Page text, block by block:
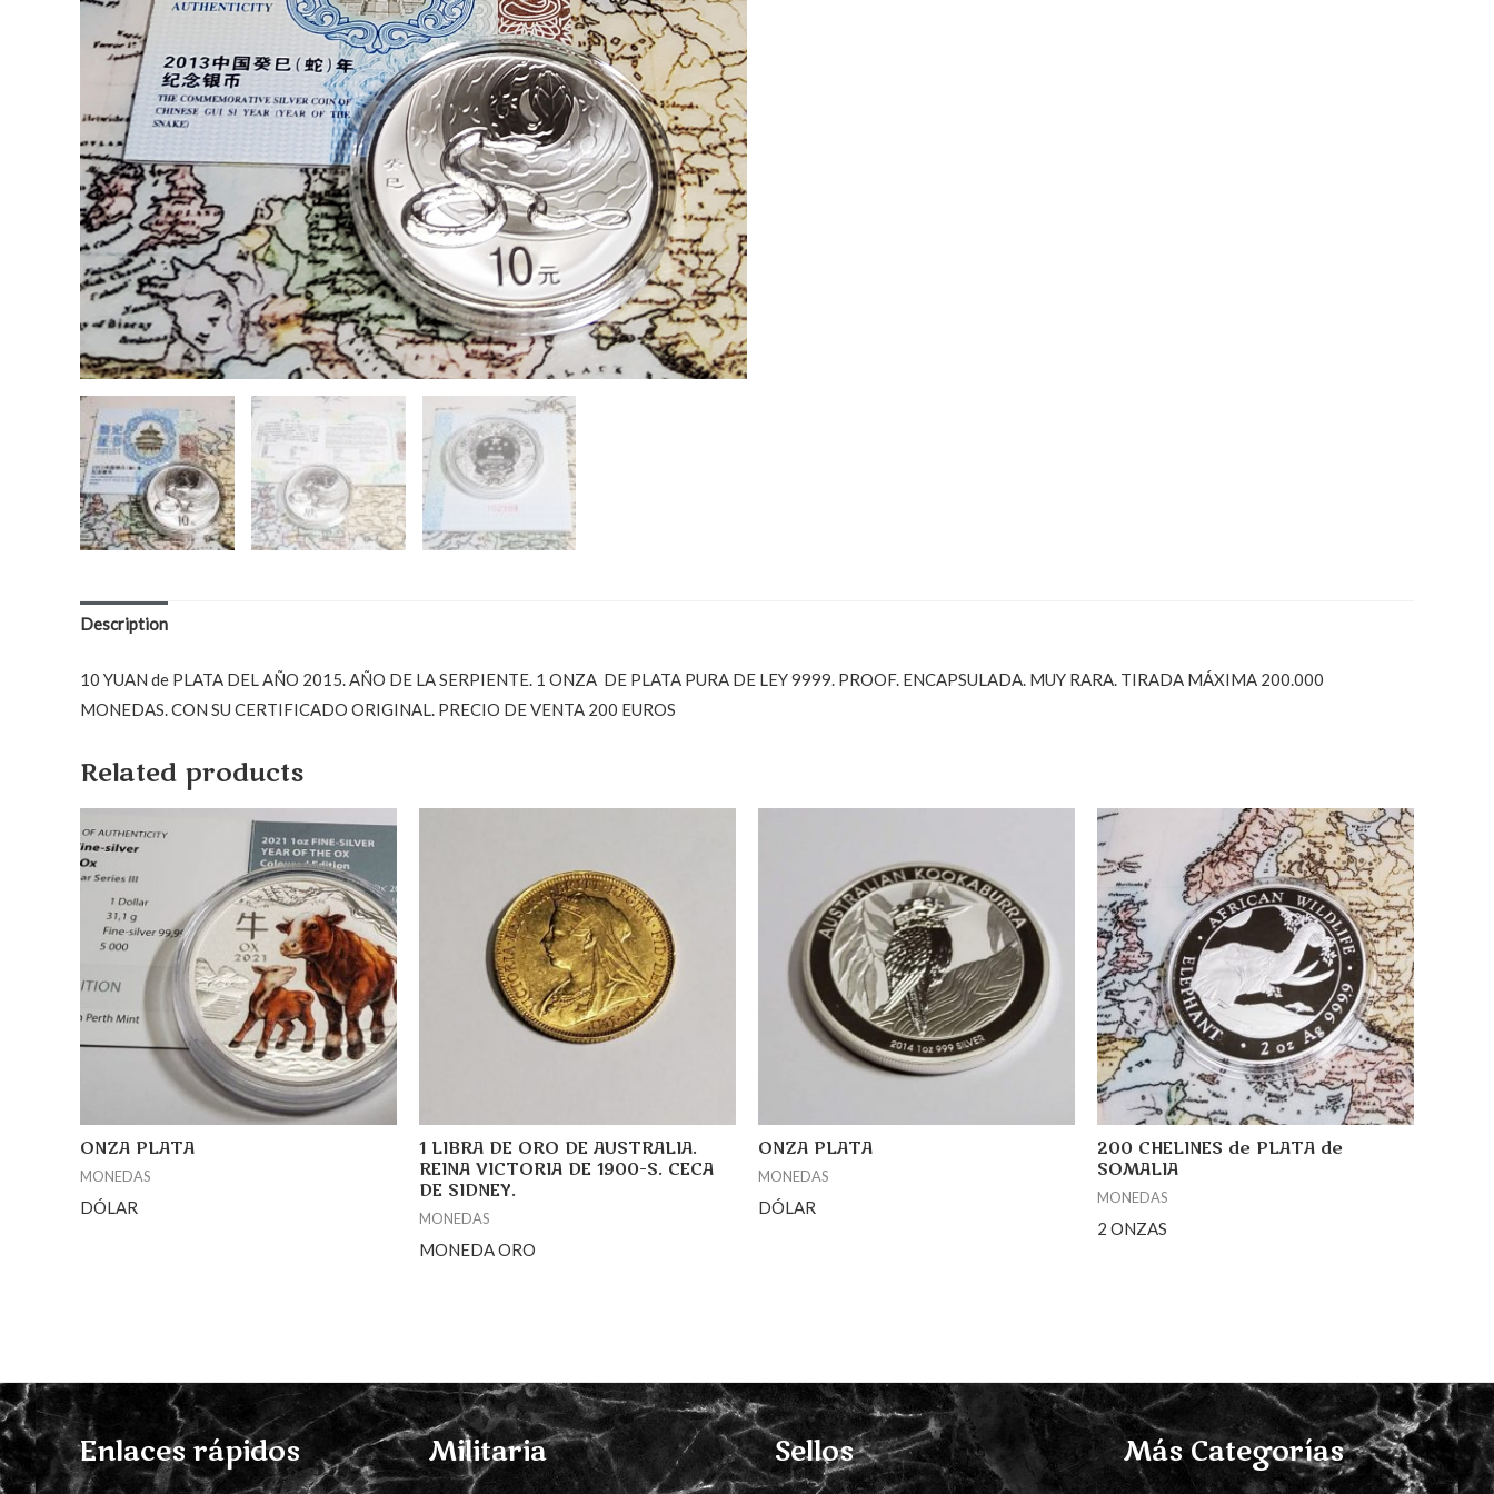
Description
10 YUAN de PLATA DEL AÑO 2015. AÑO DE LA SERPIENTE. 1 ONZA DE PLATA PURA DE LEY 9999. PROOF. ENCAPSULADA. MUY RARA. TIRADA MÁXIMA 200.000
MONEDAS. CON SU CERTIFICADO ORIGINAL. PRECIO DE VENTA 200 EUROS
Related products
ONZA PLATA
MONEDAS
DÓLAR
1 LIBRA DE ORO DE AUSTRALIA.
REINA VICTORIA DE 1900-S. CECA
DE SIDNEY.
MONEDAS
MONEDA ORO
ONZA PLATA
MONEDAS
DÓLAR
200 CHELINES de PLATA de
SOMALIA
MONEDAS
2 ONZAS
Enlaces rápidos Militaria Sellos Más Categorías